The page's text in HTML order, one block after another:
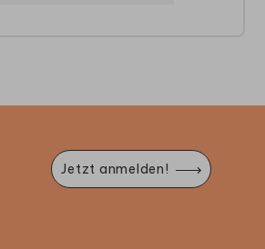
Jetzt anmelden!